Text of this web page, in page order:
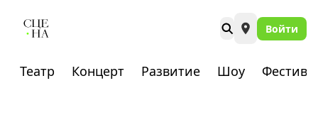
Войти
Театр Концерт Развитие Шоу